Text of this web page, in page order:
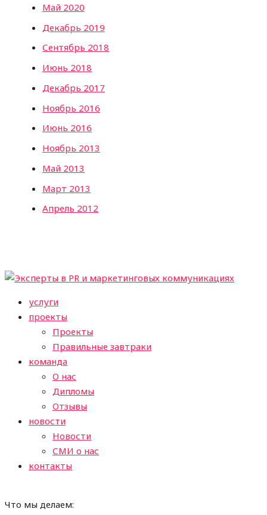
Май 2020
Декабрь 2019
Сентябрь 2018
Июнь 2018
Декабрь 2017
Ноябрь 2016
Июнь 2016
Ноябрь 2013
Май 2013
Март 2013
Апрель 2012
услуги
проекты
Проекты
Правильные завтраки
команда
О нас
Дипломы
Отзывы
новости
Новости
СМИ о нас
контакты
Что мы делаем: